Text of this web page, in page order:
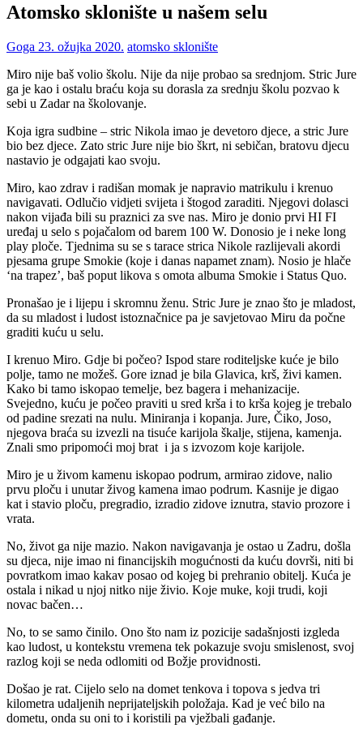
Atomsko sklonište u našem selu
Goga 23. ožujka 2020. atomsko sklonište
Miro nije baš volio školu. Nije da nije probao sa srednjom. Stric Jure
ga je kao i ostalu braću koja su dorasla za srednju školu pozvao k
sebi u Zadar na školovanje.
Koja igra sudbine – stric Nikola imao je devetoro djece, a stric Jure
bio bez djece. Zato stric Jure nije bio škrt, ni sebičan, bratovu djecu
nastavio je odgajati kao svoju.
Miro, kao zdrav i radišan momak je napravio matrikulu i krenuo
navigavati. Odlučio vidjeti svijeta i štogod zaraditi. Njegovi dolasci
nakon vijađa bili su praznici za sve nas. Miro je donio prvi HI FI
uređaj u selo s pojačalom od barem 100 W. Donosio je i neke long
play ploče. Tjednima su se s tarace strica Nikole razlijevali akordi
pjesama grupe Smokie (koje i danas napamet znam). Nosio je hlače
‘na trapez’, baš poput likova s omota albuma Smokie i Status Quo.
Pronašao je i lijepu i skromnu ženu. Stric Jure je znao što je mladost,
da su mladost i ludost istoznačnice pa je savjetovao Miru da počne
graditi kuću u selu.
I krenuo Miro. Gdje bi počeo? Ispod stare roditeljske kuće je bilo
polje, tamo ne možeš. Gore iznad je bila Glavica, krš, živi kamen.
Kako bi tamo iskopao temelje, bez bagera i mehanizacije.
Svejedno, kuću je počeo praviti u sred krša i to krša kojeg je trebalo
od padine srezati na nulu. Miniranja i kopanja. Jure, Čiko, Joso,
njegova braća su izvezli na tisuće karijola škalje, stijena, kamenja.
Znali smo pripomoći moj brat i ja s izvozom koje karijole.
Miro je u živom kamenu iskopao podrum, armirao zidove, nalio
prvu ploču i unutar živog kamena imao podrum. Kasnije je digao
kat i stavio ploču, pregradio, izradio zidove iznutra, stavio prozore i
vrata.
No, život ga nije mazio. Nakon navigavanja je ostao u Zadru, došla
su djeca, nije imao ni financijskih mogućnosti da kuću dovrši, niti bi
povratkom imao kakav posao od kojeg bi prehranio obitelj. Kuća je
ostala i nikad u njoj nitko nije živio. Koje muke, koji trudi, koji
novac bačen…
No, to se samo činilo. Ono što nam iz pozicije sadašnjosti izgleda
kao ludost, u kontekstu vremena tek pokazuje svoju smislenost, svoj
razlog koji se neda odlomiti od Božje providnosti.
Došao je rat. Cijelo selo na domet tenkova i topova s jedva tri
kilometra udaljenih neprijateljskih položaja. Kad je već bilo na
dometu, onda su oni to i koristili pa vježbali gađanje.